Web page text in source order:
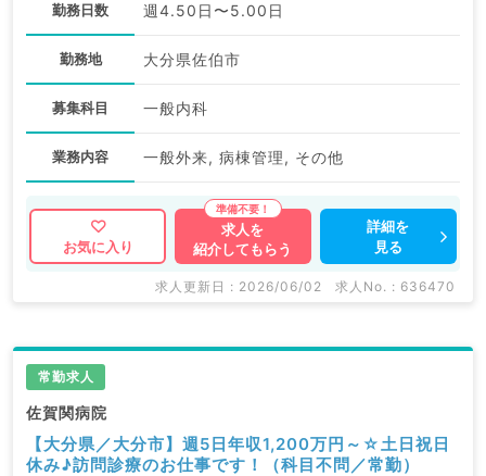
勤務日数 週4.50日〜5.00日
勤務地 大分県佐伯市
募集科目 一般内科
業務内容 一般外来, 病棟管理, その他
お気に入り
求人を
紹介してもらう
詳細を
見る
求人更新日 : 2026/06/02 求人No. : 636470
常勤求人
佐賀関病院
【大分県／大分市】週5日年収1,200万円～☆土日祝日
休み♪訪問診療のお仕事です！（科目不問／常勤）